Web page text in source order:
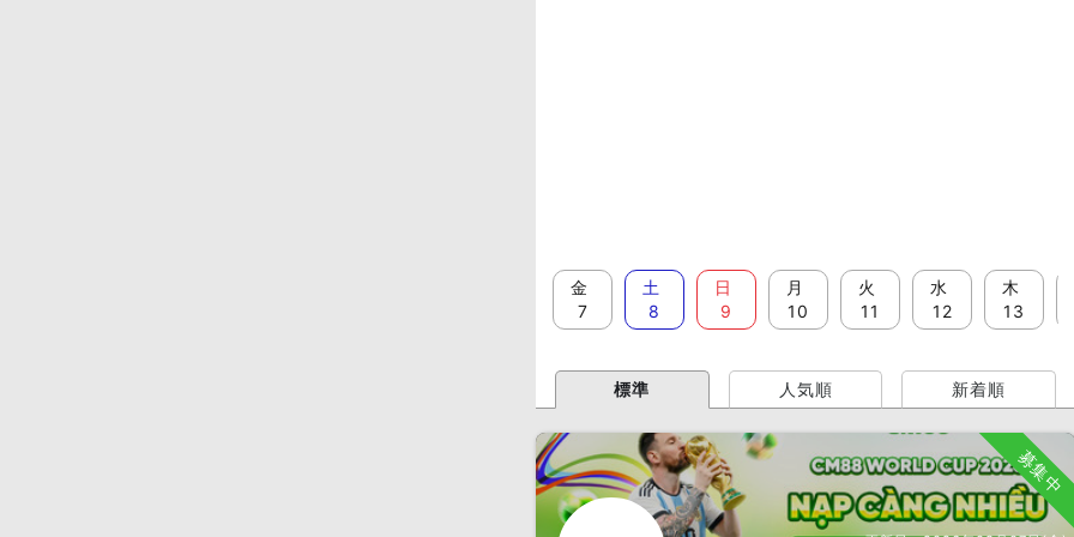
金
7
土
8
日
9
月
10
火
11
水
12
木
13
標準 人気順 新着順
募集中